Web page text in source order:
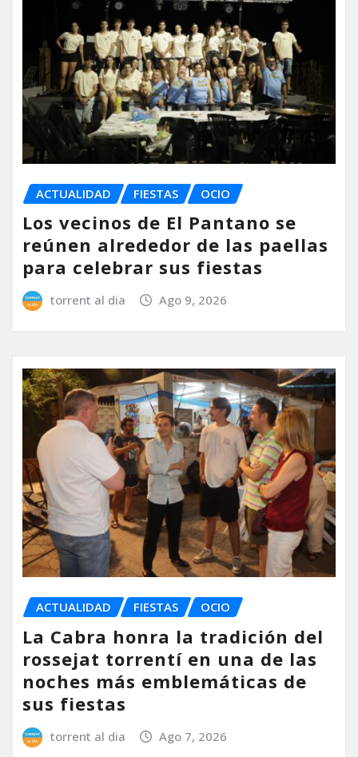
ACTUALIDAD FIESTAS OCIO
Los vecinos de El Pantano se
reúnen alrededor de las paellas
para celebrar sus fiestas
torrent al dia Ago 9, 2026
ACTUALIDAD FIESTAS OCIO
La Cabra honra la tradición del
rossejat torrentí en una de las
noches más emblemáticas de
sus fiestas
torrent al dia Ago 7, 2026